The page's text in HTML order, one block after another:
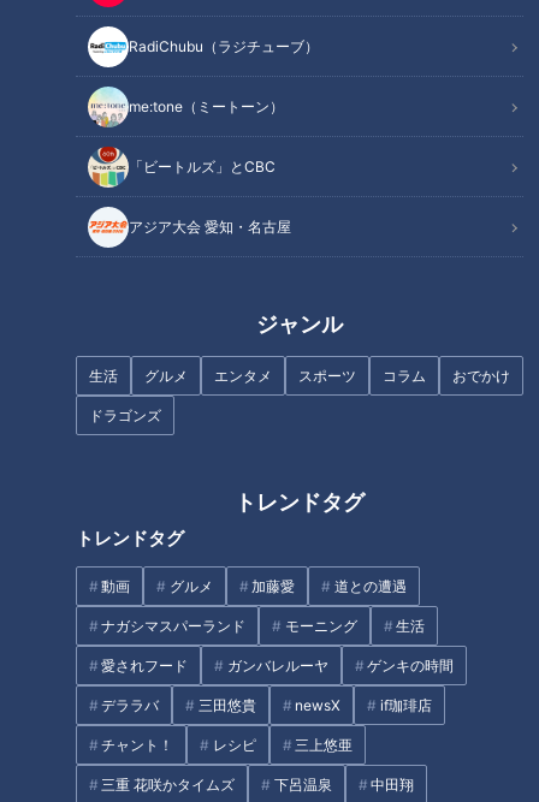
RadiChubu（ラジチューブ）
me:tone（ミートーン）
「ビートルズ」とCBC
アジア大会 愛知・名古屋
ジャンル
生活 グルメ エンタメ スポーツ コラム おでかけ
ドラゴンズ
トレンドタグ
トレンドタグ
動画 グルメ 加藤愛 道との遭遇
ナガシマスパーランド モーニング 生活
愛されフード ガンバレルーヤ ゲンキの時間
デララバ 三田悠貴 newsX if珈琲店
チャント！ レシピ 三上悠亜
三重 花咲かタイムズ 下呂温泉 中田翔
材料（2人分）
ゆでだこ 120g
里芋 (小)8個(250g)
しょうが 1/2かけ
だし汁 1と1/2カップ
みりん、しょうゆ 各大さじ1
砂糖 小さじ1
作り方
こは2cm幅のぶつ切りにする。
2 鍋にごま油小さじ1を熱し、里芋、しょうがを入れて弱めの
中火で軽く炒める。
3 2にだし汁、みりん、しょうゆ、砂糖を加えて強火にし、
煮立ったら弱火にしてふたをして20～25分煮る。
4 里芋がやわらかくなってきたらゆでだこを加えて落としぶ
たをし、鍋ぶたをしてほとんど汁気がなくなるまで煮る。